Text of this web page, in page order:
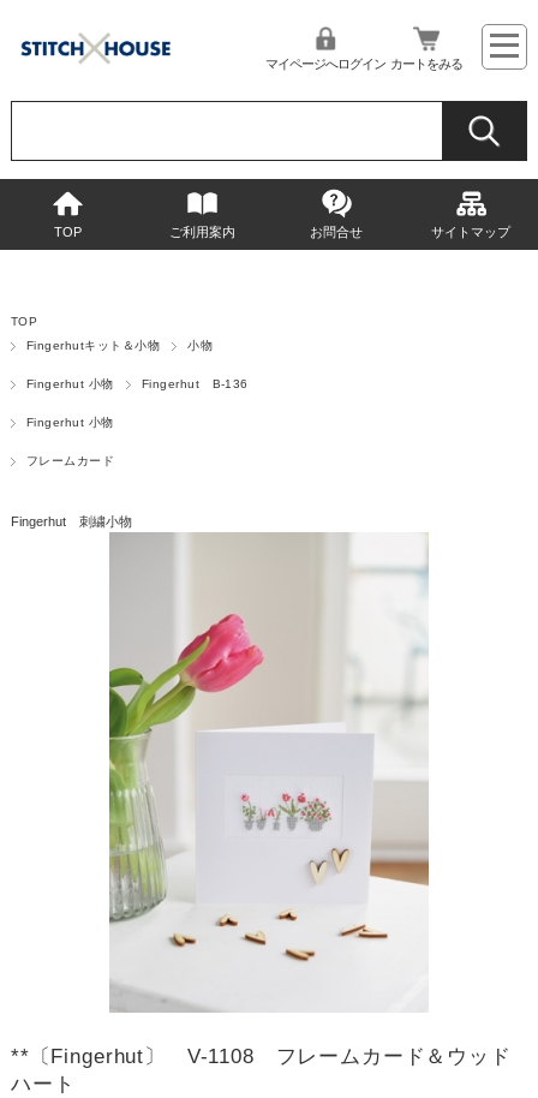
マイページへログイン カートをみる
TOP ご利用案内 お問合せ サイトマップ
TOP
Fingerhutキット＆小物
小物
Fingerhut 小物 Fingerhut B-136
Fingerhut 小物
フレームカード
Fingerhut 刺繍小物
**〔Fingerhut〕 V-1108 フレームカード＆ウッド
ハート